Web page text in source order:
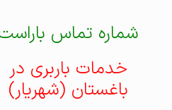
شماره تماس باراست
خدمات باربری در
باغستان (شهریار)